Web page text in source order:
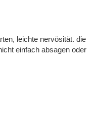
leichte nervösität. die
einfach absagen oder